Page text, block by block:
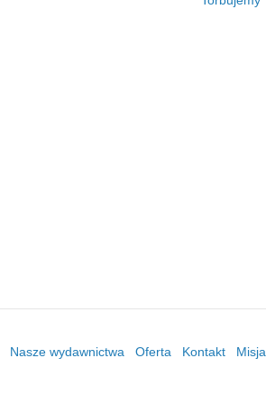
Nasze wydawnictwa Oferta Kontakt Misja